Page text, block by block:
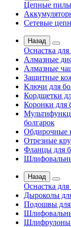
Цепные пилы
Сетевые
Назад
Оснастка
Алмазные
Алмазные
Защитные
Ключи для
Кордщетки
Коронки для
болгарок
Обдирочные
Отрезные
Фланцы для
Назад
Оснастка
Дыроколы
Подошвы
Шлифрулоны